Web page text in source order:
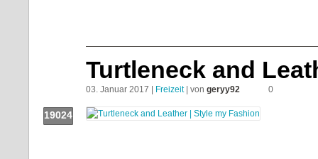
Turtleneck and
03. Januar 2017 | Freizeit| von geryy92 0
19024